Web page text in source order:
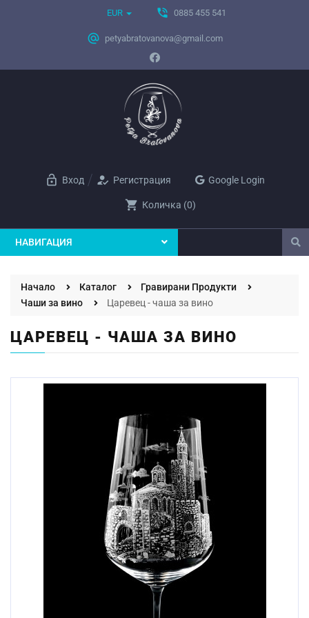
EUR phone_in_talk 0885 455 541
alternate_email petyabratovanova@gmail.com
lock_open Вход how_to_reg Регистрация Google Login
shopping_cart Количка (0)
НАВИГАЦИЯ
Начало Каталог
Гравирани Продукти
Чаши за вино
Царевец - чаша за вино
ЦАРЕВЕЦ - ЧАША ЗА ВИНО